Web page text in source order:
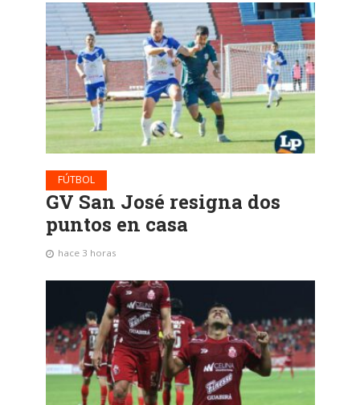
FÚTBOL
GV San José resigna dos
puntos en casa
hace 3 horas